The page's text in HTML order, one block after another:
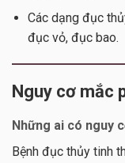
Các dạng đục
đục vỏ, đục bao.
Nguy cơ mắc
Những ai có nguy
Bệnh đục thủy tinh